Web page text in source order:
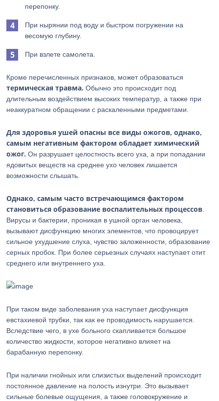
перепонку.
При нырянии под воду и быстром погружении на
весомую глубину.
При взлете самолета.
Кроме перечисленных признаков, может образоваться
термическая травма. Обычно это происходит под
длительным воздействием высоких температур, а также при
неаккуратном обращении с раскаленными предметами.
Для здоровья ушей опасны все виды ожогов, однако,
самым негативным фактором обладает химический
ожог. Он разрушает целостность всего уха, а при попадании
ядовитых веществ на среднее ухо человек лишается
возможности слышать.
Однако, самым часто встречающимся фактором
становиться образование воспалительных процессов
Вирусы и бактерии, проникая в ушной орган человека,
вызывают дисфункцию многих элементов, что провоцирует
сильное ухудшение слуха, чувство заложенности, образование
серных пробок. При более серьезных случаях наступает отит
среднего или внутреннего уха.
При таком виде заболевания уха наступает дисфункция
евстахиевой трубки, так как ее проводимость нарушается.
Вследствие чего, в ухе больного скапливается большое
количество жидкости, которое негативно влияет на
барабанную перепонку.
При наличии гнойных или слизистых выделений происходит
постоянное давление на полость изнутри. Это вызывает
сильные болевые ощущения, а также головокружение и